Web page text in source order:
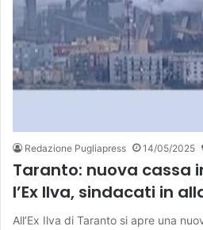
Redazione Pugliapress 14/05/2025
Taranto: nuova cassa
l’Ex Ilva, sindacati in
All’Ex Ilva di Taranto si apre una